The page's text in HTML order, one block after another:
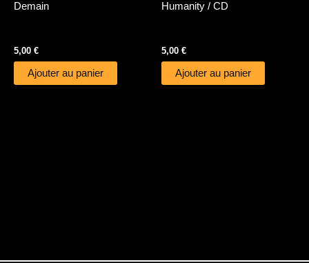
Demain
5,00 €
Ajouter au panier
Humanity / CD
5,00 €
Ajouter au panier